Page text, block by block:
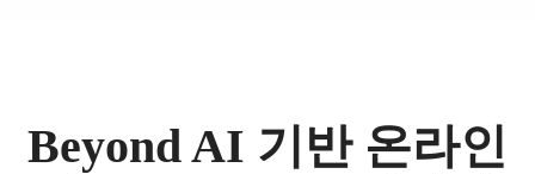
Beyond AI 기반 온라인